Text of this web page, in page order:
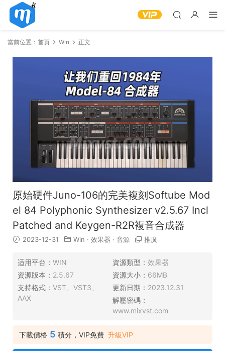
當前位置： 首頁 Win 正文
原始硬件Juno-106的完美複刻Softube Mod
el 84 Polyphonic Synthesizer v2.5.67 Incl
Patched and Keygen-R2R複音合成器
2023-12-31 Win · 效果器 · 音源 推廣
适用平台： WIN 資源類型： 效果器
資源版本： 2.5.67 資源大小： 66MB
支持格式： VST、VST3、
AAX
更新日期： 2023.12.31
解壓密碼：
www.mixvst.com
下載價格 5 積分，VIP免費 升級VIP